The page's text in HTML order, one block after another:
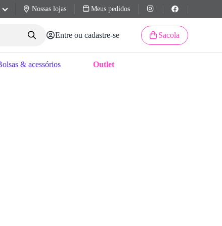
Nossas lojas Meus pedidos
Entre ou cadastre-se Sacola
& acessórios Outlet